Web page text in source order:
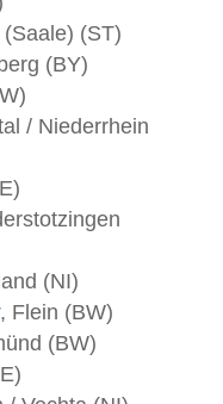
(ST)
(BY)
/ Niederrhein
(NI)
, Flein (BW)
(BW)